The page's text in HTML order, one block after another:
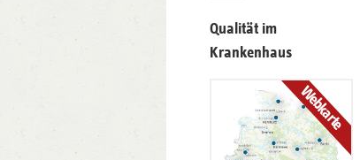
Qualität im
Krankenhaus
Webkarte